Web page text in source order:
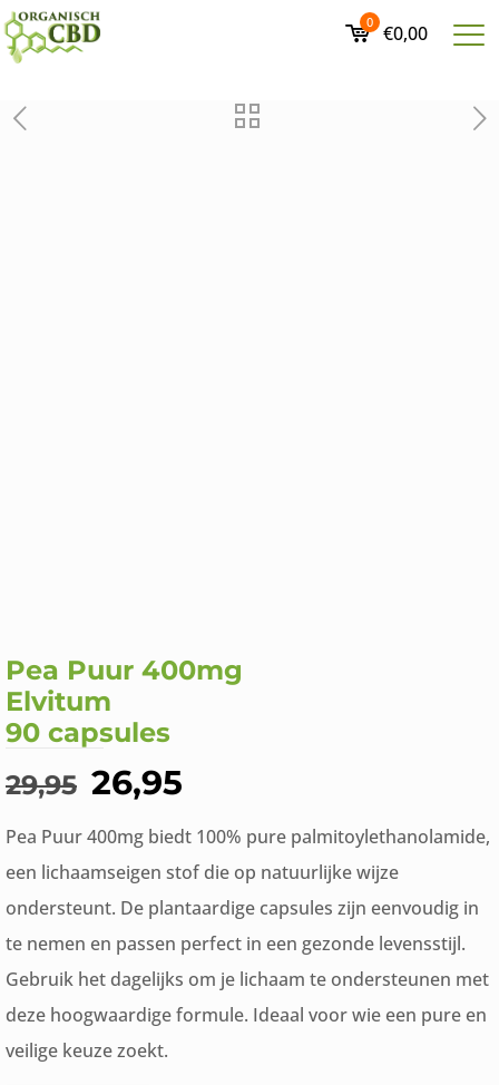
0 €0,00
Pea Puur 400mg
Elvitum
90 capsules
29,95 Oorspronkelijke
was:
€29,95.
26,95
is:
€26,95.
Pea Puur 400mg biedt 100% pure palmitoylethanolamide,
een lichaamseigen stof die op natuurlijke wijze
ondersteunt. De plantaardige capsules zijn eenvoudig in
te nemen en passen perfect in een gezonde levensstijl.
Gebruik het dagelijks om je lichaam te ondersteunen met
deze hoogwaardige formule. Ideaal voor wie een pure en
veilige keuze zoekt.